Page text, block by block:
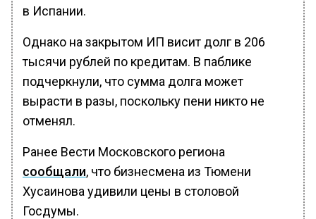
в Испании.
Однако на закрытом ИП висит долг в 206
тысячи рублей по кредитам. В паблике
подчеркнули, что сумма долга может
вырасти в разы, поскольку пени никто не
отменял.
Ранее Вести Московского региона
сообщали, что бизнесмена из Тюмени
Хусаинова удивили цены в столовой
Госдумы.